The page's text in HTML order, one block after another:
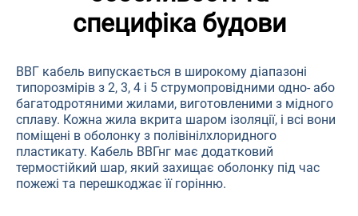
специфіка будови
ВВГ кабель випускається в широкому діапазоні
типорозмірів з 2, 3, 4 і 5 струмопровідними одно- або
багатодротяними жилами, виготовленими з мідного
сплаву. Кожна жила вкрита шаром ізоляції, і всі вони
поміщені в оболонку з полівінілхлоридного
пластикату. Кабель ВВГнг має додатковий
термостійкий шар, який захищає оболонку під час
пожежі та перешкоджає її горінню.